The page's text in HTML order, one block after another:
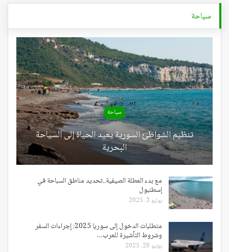
سياحة
سياحة
تنظيم الشواطئ السورية يعيد الحياة إلى السياحة
البحرية
مع بدء العطلة الصيفية..تحديد مناطق السباحة في
إسطنبول
يوليو 3, 2025
متطلبات الدخول إلى سوريا 2025: إجراءات السفر
وشروط التأشيرة للعرب…
يونيو 20, 2025